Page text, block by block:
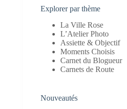
Explorer par thème
La Ville Rose
L’Atelier Photo
Assiette & Objectif
Moments Choisis
Carnet du Blogueur
Carnets de Route
Nouveautés